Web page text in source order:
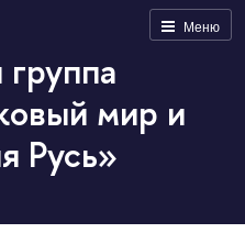
Меню
группа
мир и
Русь»